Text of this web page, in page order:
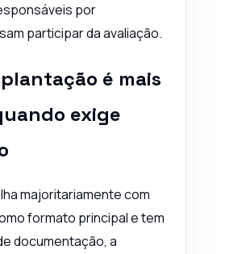
por
participar da avaliação.
é mais
exige
majoritariamente com
formato principal e tem
documentação, a